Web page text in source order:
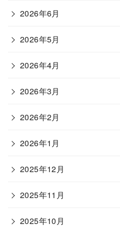
2026年6月
2026年5月
2026年4月
2026年3月
2026年2月
2026年1月
2025年12月
2025年11月
2025年10月